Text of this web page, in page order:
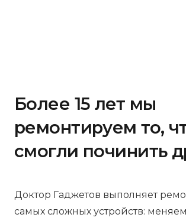
Более 15 лет мы
ремонтируем то,
смогли починить
Доктор Гаджетов выполняет
самых сложных устройств: меняем